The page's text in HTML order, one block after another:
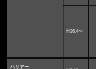
H26.4〜
ハリアー